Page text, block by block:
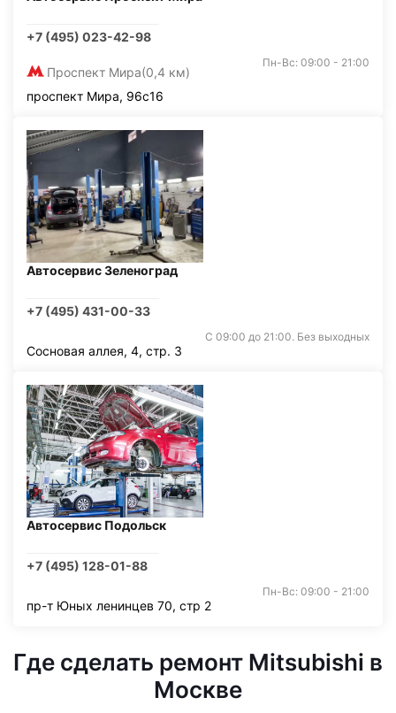
+7 (495) 023-42-98
Проспект Мира(0,4 км)
Пн-Вс: 09:00 - 21:00
проспект Мира, 96с16
Автосервис Зеленоград
+7 (495) 431-00-33
С 09:00 до 21:00. Без выходных
Сосновая аллея, 4, стр. 3
Автосервис Подольск
+7 (495) 128-01-88
Пн-Вс: 09:00 - 21:00
пр-т Юных ленинцев 70, стр 2
Где сделать ремонт Mitsubishi в
Москве